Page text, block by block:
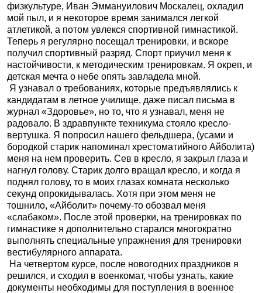
физкультуре, Иван Эммануилович Москалец, охладил
мой пыл, и я некоторое время занимался легкой
атлетикой, а потом увлекся спортивной гимнастикой.
Теперь я регулярно посещал тренировки, и вскоре
получил спортивный разряд. Спорт приучил меня к
настойчивости, к методическим тренировкам. Я окреп, и
детская мечта о небе опять завладела мной.
Я узнавал о требованиях, которые предъявлялись к
кандидатам в летное училище, даже писал письма в
журнал «Здоровье», но то, что я узнавал, меня не
радовало. В здравпункте техникума стояло кресло-
вертушка. Я попросил нашего фельдшера, (усами и
бородкой старик напоминал хрестоматийного Айболита)
меня на нем проверить. Сев в кресло, я закрыл глаза и
нагнул голову. Старик долго вращал кресло, и когда я
поднял голову, то в моих глазах комната несколько
секунд опрокидывалась. Хотя при этом меня не
тошнило, «Айболит» почему-то обозвал меня
«слабаком». После этой проверки, на тренировках по
гимнастике я дополнительно старался многократно
выполнять специальные упражнения для тренировки
вестибулярного аппарата.
На четвертом курсе, после новогодних праздников я
решился, и сходил в военкомат, чтобы узнать, какие
документы необходимы для поступления в военное